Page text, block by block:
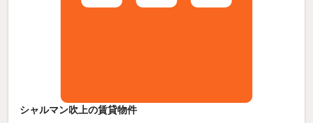
シャルマン吹上の賃貸物件